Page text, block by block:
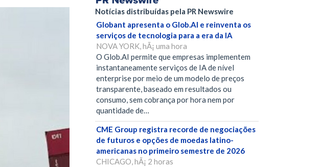
Notícias distribuídas pela PR Newswire
Globant apresenta o Glob.AI e reinventa os
serviços de tecnologia para a era da IA
NOVA YORK, hÃ¡ uma hora
O Glob.AI permite que empresas implementem
instantaneamente serviços de IA de nível
enterprise por meio de um modelo de preços
transparente, baseado em resultados ou
consumo, sem cobrança por hora nem por
quantidade de…
CME Group registra recorde de negociações
de futuros e opções de moedas latino-
americanas no primeiro semestre de 2026
CHICAGO, hÃ¡ 2 horas